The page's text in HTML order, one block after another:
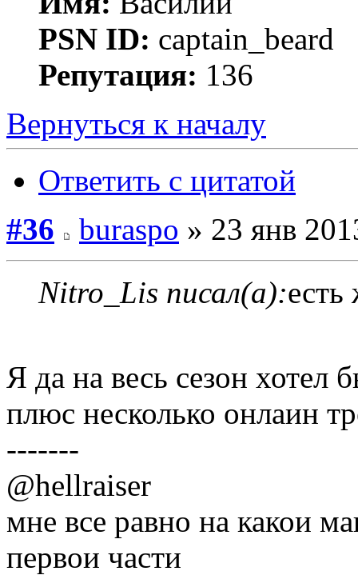
PSN ID: captain_beard
Репутация: 136
Вернуться к началу
Ответить с цитатой
#36
buraspo » 23 янв
Nitro_Lis писал(а):есть
Я да на весь сезон хотел
плюс несколько онлаин
-------
@hellraiser
мне все равно на какои
первои части